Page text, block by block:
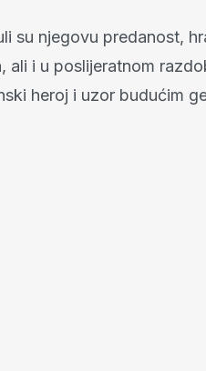
su njegovu predanost,
i u poslijeratnom
heroj i uzor budućim